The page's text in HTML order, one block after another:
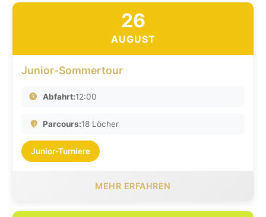
26
AUGUST
Junior-Sommertour
Abfahrt:12:00
Parcours:18 Löcher
Junior-Turniere
MEHR ERFAHREN